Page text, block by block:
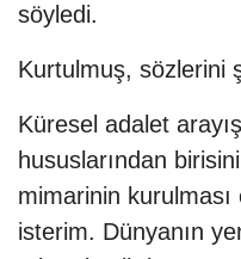
söyledi.
Kurtulmuş, sözlerini
Küresel adalet
hususlarından
mimarinin
isterim. Dünyanın